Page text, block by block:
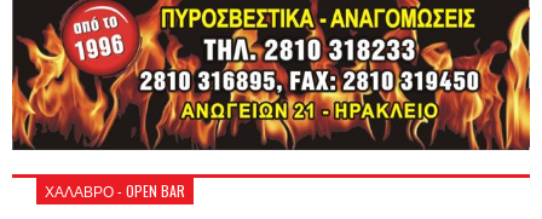
ΧΑΛΑΒΡΟ - OPEN BAR